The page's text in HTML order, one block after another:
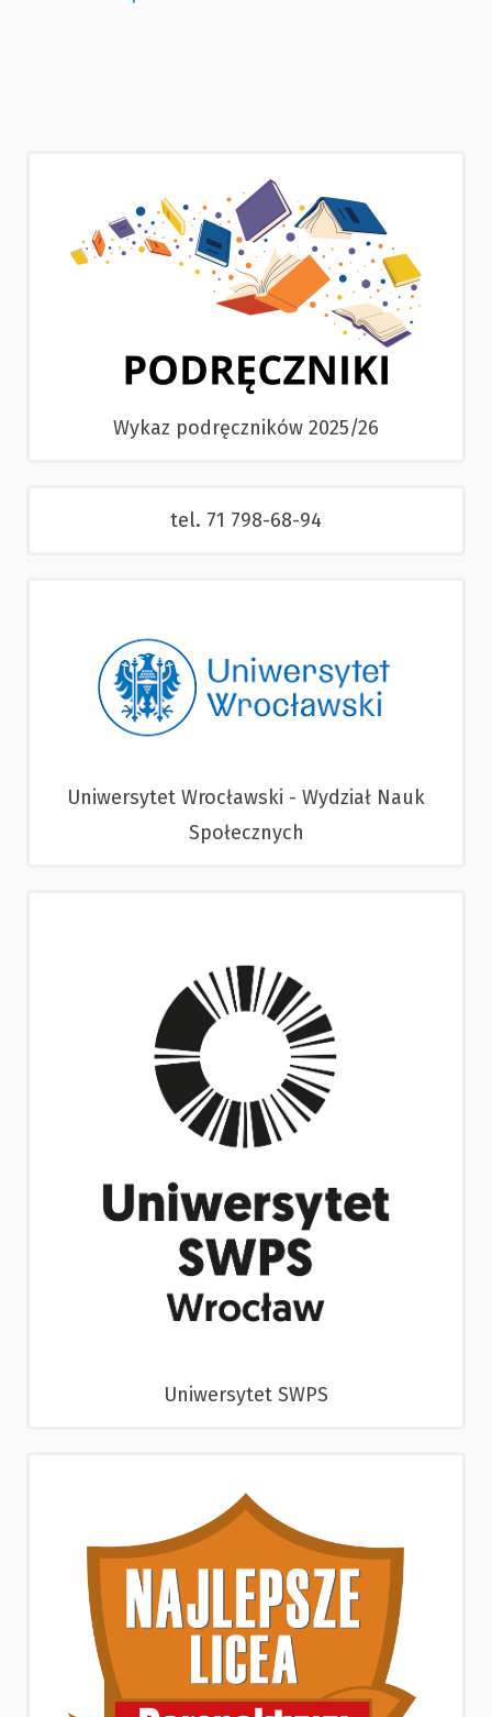
Wykaz podręczników 2025/26
tel. 71 798-68-94
Uniwersytet Wrocławski - Wydział Nauk
Społecznych
Uniwersytet SWPS